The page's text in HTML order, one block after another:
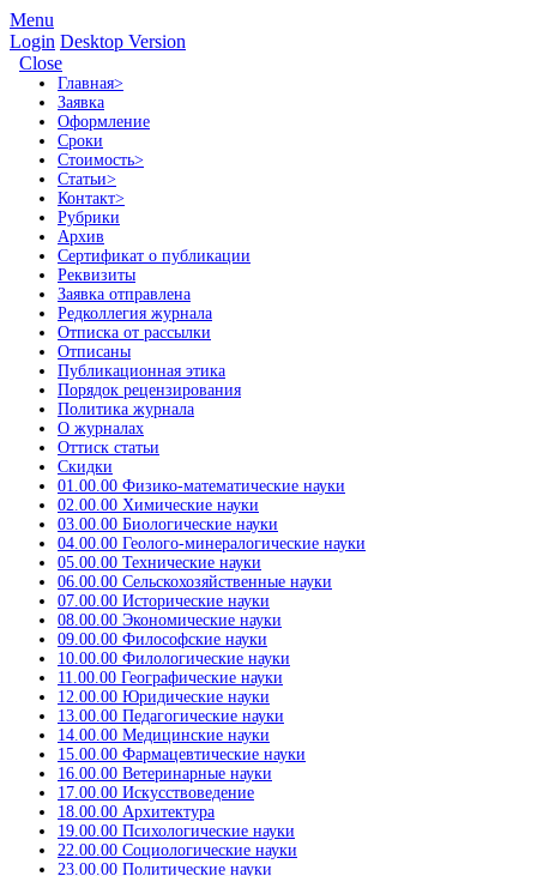
Menu
Login Desktop Version
Close
Главная>
Заявка
Оформление
Сроки
Стоимость>
Статьи>
Контакт>
Рубрики
Архив
Сертификат о публикации
Реквизиты
Заявка отправлена
Редколлегия журнала
Отписка от рассылки
Отписаны
Публикационная этика
Порядок рецензирования
Политика журнала
О журналах
Оттиск статьи
Скидки
01.00.00 Физико-математические науки
02.00.00 Химические науки
03.00.00 Биологические науки
04.00.00 Геолого-минералогические науки
05.00.00 Технические науки
06.00.00 Сельскохозяйственные науки
07.00.00 Исторические науки
08.00.00 Экономические науки
09.00.00 Философские науки
10.00.00 Филологические науки
11.00.00 Географические науки
12.00.00 Юридические науки
13.00.00 Педагогические науки
14.00.00 Медицинские науки
15.00.00 Фармацевтические науки
16.00.00 Ветеринарные науки
17.00.00 Искусствоведение
18.00.00 Архитектура
19.00.00 Психологические науки
22.00.00 Социологические науки
23.00.00 Политические науки